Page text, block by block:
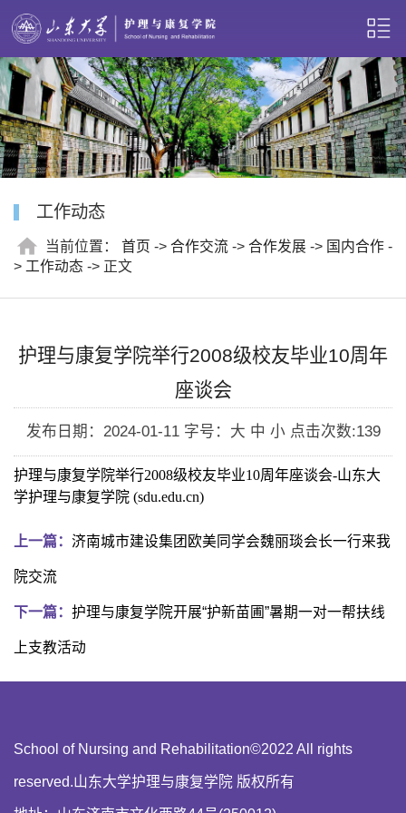
工作动态
当前位置： 首页 -> 合作交流 -> 合作发展 -> 国内合作 -
> 工作动态 -> 正文
护理与康复学院举行2008级校友毕业10周年
座谈会
发布日期：2024-01-11 字号：大 中 小 点击次数:139
护理与康复学院举行2008级校友毕业10周年座谈会-山东大
学护理与康复学院 (sdu.edu.cn)
上一篇： 济南城市建设集团欧美同学会魏丽琰会长一行来我
院交流
下一篇： 护理与康复学院开展“护新苗圃”暑期一对一帮扶线
上支教活动
School of Nursing and Rehabilitation©2022 All rights
reserved.山东大学护理与康复学院 版权所有